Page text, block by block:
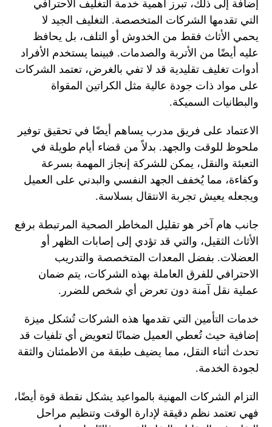
إضافة إلى ذلك، تبرز أهمية خدمة التغليف الاحترافي
التي تقدمها الشركات المتخصصة. التغليف الجيد لا
يحمي الأثاث فقط من الخدوش أو التلف، بل يحافظ
عليه أيضًا من الأتربة والصدمات. فبينما يستخدم الأفراد
أدوات تغليف تقليدية قد لا تفي بالغرض، تعتمد الشركات
على مواد ذات جودة عالية مثل الكراتين المقواة
والبطانيات السميكة.
الاعتماد على فريق مدرب يساهم أيضًا في تحقيق توفير
ملحوظ للوقت والجهد. بدلاً من قضاء أيام طويلة في
التعبئة والنقل، يمكن للشركة إنجاز المهمة بسرعة
وكفاءة، مما يُخفف الجهد النفسي والبدني على العميل
ويجعله يعيش تجربة الانتقال بسلاسة.
جانب هام آخر هو تقليل المخاطر الصحية المرتبطة برفع
الأثاث الثقيل، والتي قد تؤدي إلى إصابات الظهر أو
العضلات. بفضل المعدات المتخصصة والتدريب
الاحترافي للفرق العاملة بهذه الشركات، يتم ضمان
عملية نقل آمنة دون تعرض أي شخص للضرر.
خدمات التأمين التي تقدمها هذه الشركات تُشكل ميزة
إضافية حيث تُعطي العميل ضمانًا لتعويض أي تلفيات قد
تحدث أثناء النقل، مما يضيف طبقة من الاطمئنان والثقة
لجودة الخدمة.
التزام الشركات المهنية بالمواعيد يشكل نقطة قوة أيضًا،
فهي تعتمد نظم دقيقة لإدارة الوقت وتنظيم مراحل